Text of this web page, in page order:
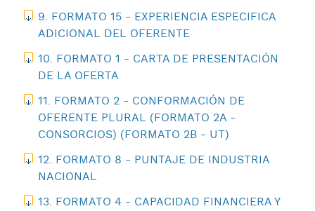
9. FORMATO 15 - EXPERIENCIA ESPECIFICA
ADICIONAL DEL OFERENTE
10. FORMATO 1 - CARTA DE PRESENTACIÓN
DE LA OFERTA
11. FORMATO 2 - CONFORMACIÓN DE
OFERENTE PLURAL (FORMATO 2A -
CONSORCIOS) (FORMATO 2B - UT)
12. FORMATO 8 - PUNTAJE DE INDUSTRIA
NACIONAL
13. FORMATO 4 - CAPACIDAD FINANCIERA Y